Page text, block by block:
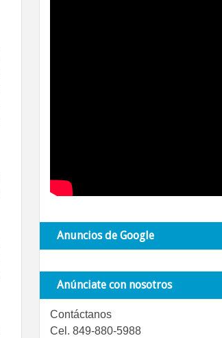
Anuncios de Google
Anúnciate con nosotros
Contáctanos
Cel. 849-880-5988